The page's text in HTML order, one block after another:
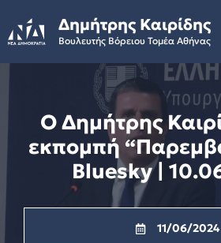
to
content
Δημήτρης Καιρίδης
Βουλευτής Βόρειου Τομέα Αθήνας
Ο Δημήτρης
εκπομπή
Bluesky |
11/06/2024